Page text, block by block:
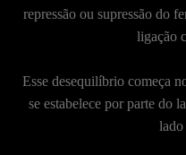
repressão ou supressão do
ligação
Esse desequilíbrio começa
se estabelece por parte do
lado